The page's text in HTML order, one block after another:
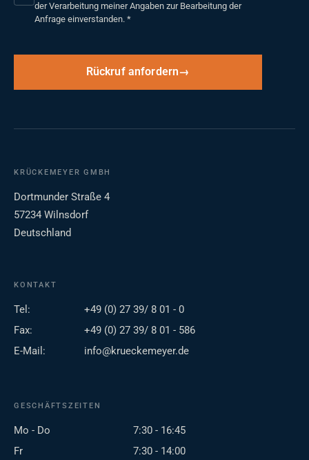
der Verarbeitung meiner Angaben zur Bearbeitung der
Anfrage einverstanden. *
Rückruf anfordern
KRÜCKEMEYER GMBH
Dortmunder Straße 4
57234 Wilnsdorf
Deutschland
KONTAKT
Tel:
+49 (0) 27 39/ 8 01 - 0
Fax:
+49 (0) 27 39/ 8 01 - 586
E-Mail:
info@krueckemeyer.de
GESCHÄFTSZEITEN
Mo - Do
7:30 - 16:45
Fr
7:30 - 14:00